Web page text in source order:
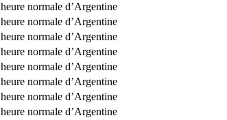
heure normale d’Argentine
heure normale d’Argentine
heure normale d’Argentine
heure normale d’Argentine
heure normale d’Argentine
heure normale d’Argentine
heure normale d’Argentine
heure normale d’Argentine